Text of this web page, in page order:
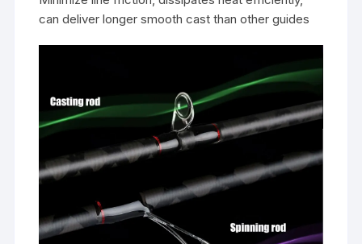
can deliver longer smooth cast than other guides